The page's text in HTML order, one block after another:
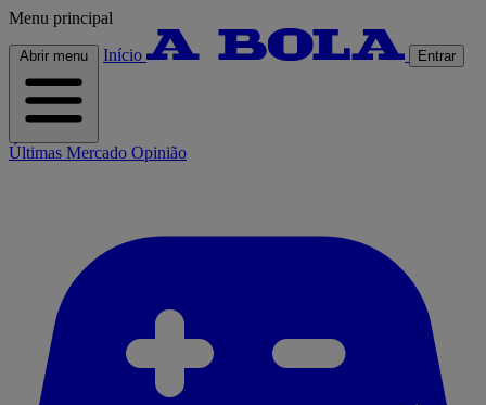
Menu principal
Abrir menu Início Entrar
Últimas Mercado Opinião